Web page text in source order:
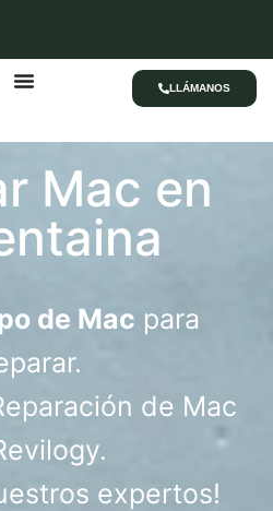
LLÁMANOS
Mac en
de Mac para
de Mac
expertos!